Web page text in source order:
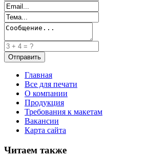
Главная
Все для печати
О компании
Продукция
Требования к макетам
Вакансии
Карта сайта
Читаем также